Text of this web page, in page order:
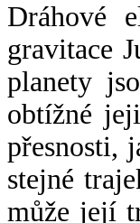
Dráhové
gravitace
planety
obtížné
přesnosti,
stejné
může její